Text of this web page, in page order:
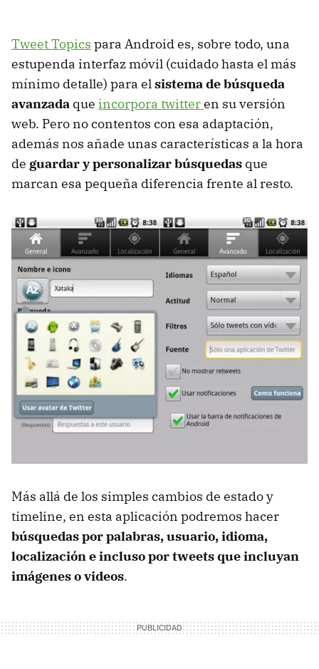
Tweet Topics para Android es, sobre todo, una
estupenda interfaz móvil (cuidado hasta el más
mínimo detalle) para elsistema de búsqueda
avanzada que incorpora twitteren su versión
web. Pero no contentos con esa adaptación,
además nos añade unas características a la hora
de guardar y personalizar búsquedas que
marcan esa pequeña diferencia frente al resto.
Más allá de los simples cambios de estado y
timeline, en esta aplicación podremos hacer
búsquedas por palabras, usuario, idioma,
localización e incluso por tweets que incluyan
imágenes o videos.